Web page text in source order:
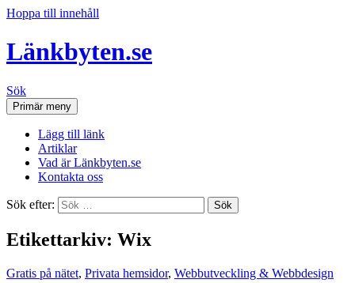
Hoppa till innehåll
Länkbyten.se
Sök
Primär meny
Lägg till länk
Artiklar
Vad är Länkbyten.se
Kontakta oss
Sök efter:
Etikettarkiv: Wix
Gratis på nätet, Privata hemsidor, Webbutveckling & Webbdesign